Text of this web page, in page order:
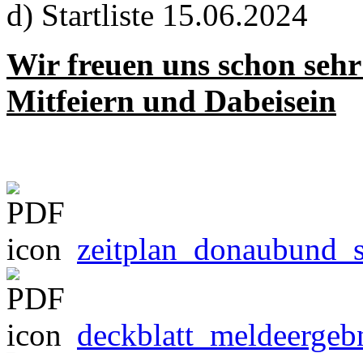
d) Startliste 15.06.2024
Wir freuen uns schon
Mitfeiern und Dabeisein